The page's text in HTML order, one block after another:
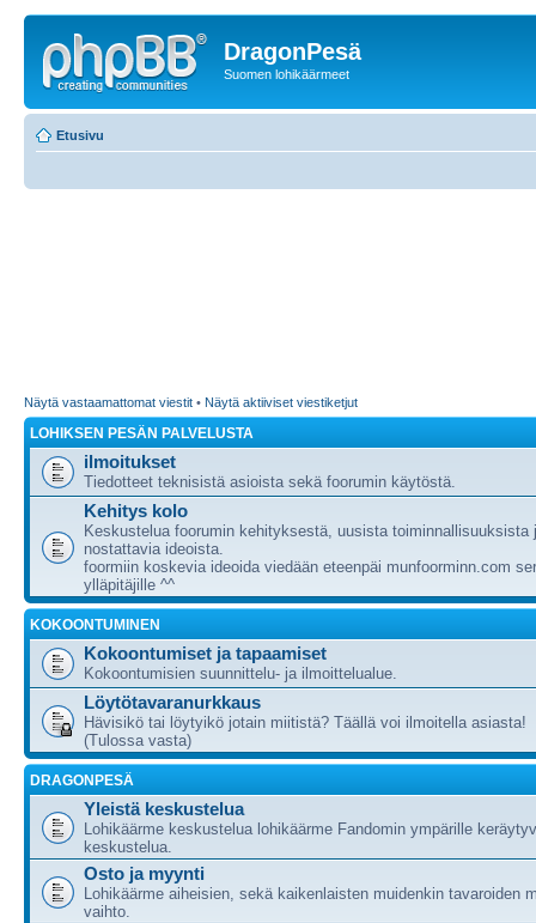
DragonPesä
Suomen lohikäärmeet
Etusivu
Näytä vastaamattomat viestit • Näytä aktiiviset viestiketjut
LOHIKSEN PESÄN PALVELUSTA
ilmoitukset
Tiedotteet teknisistä asioista sekä foorumin käytöstä.
Kehitys kolo
Keskustelua foorumin kehityksestä, uusista toiminnallisuuksista
nostattavia ideoista.
foormiin koskevia ideoida viedään eteenpäi munfoorminn.com
ylläpitäjille ^^
KOKOONTUMINEN
Kokoontumiset ja tapaamiset
Kokoontumisien suunnittelu- ja ilmoittelualue.
Löytötavaranurkkaus
Hävisikö tai löytyikö jotain miitistä? Täällä voi ilmoitella asiasta!
(Tulossa vasta)
DRAGONPESÄ
Yleistä keskustelua
Lohikäärme keskustelua lohikäärme Fandomin ympärille
keskustelua.
Osto ja myynti
Lohikäärme aiheisien, sekä kaikenlaisten muidenkin tavaroiden
vaihto.